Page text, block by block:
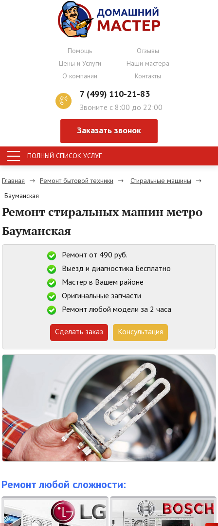
Помощь
Отзывы
Цены и Услуги
Наши мастера
О компании
Контакты
7 (499) 110-21-83
Звоните с 8:00 до 22:00
Заказать звонок
ПОЛНЫЙ СПИСОК УСЛУГ
Главная Ремонт бытовой техники Стиральные машины
Бауманская
Ремонт стиральных машин метро
Бауманская
Ремонт от 490 руб.
Выезд и диагностика Бесплатно
Мастер в Вашем районе
Оригинальные запчасти
Ремонт любой модели за 2 часа
Сделать заказ Консультация
Ремонт любой сложности: